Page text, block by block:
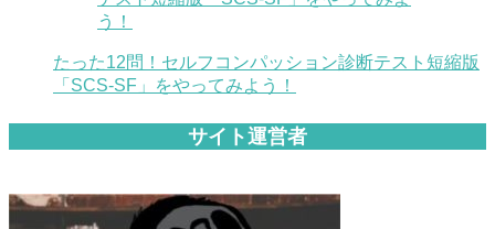
たった12問！セルフコンパッション診断テスト短縮版
「SCS-SF」をやってみよう！
サイト運営者